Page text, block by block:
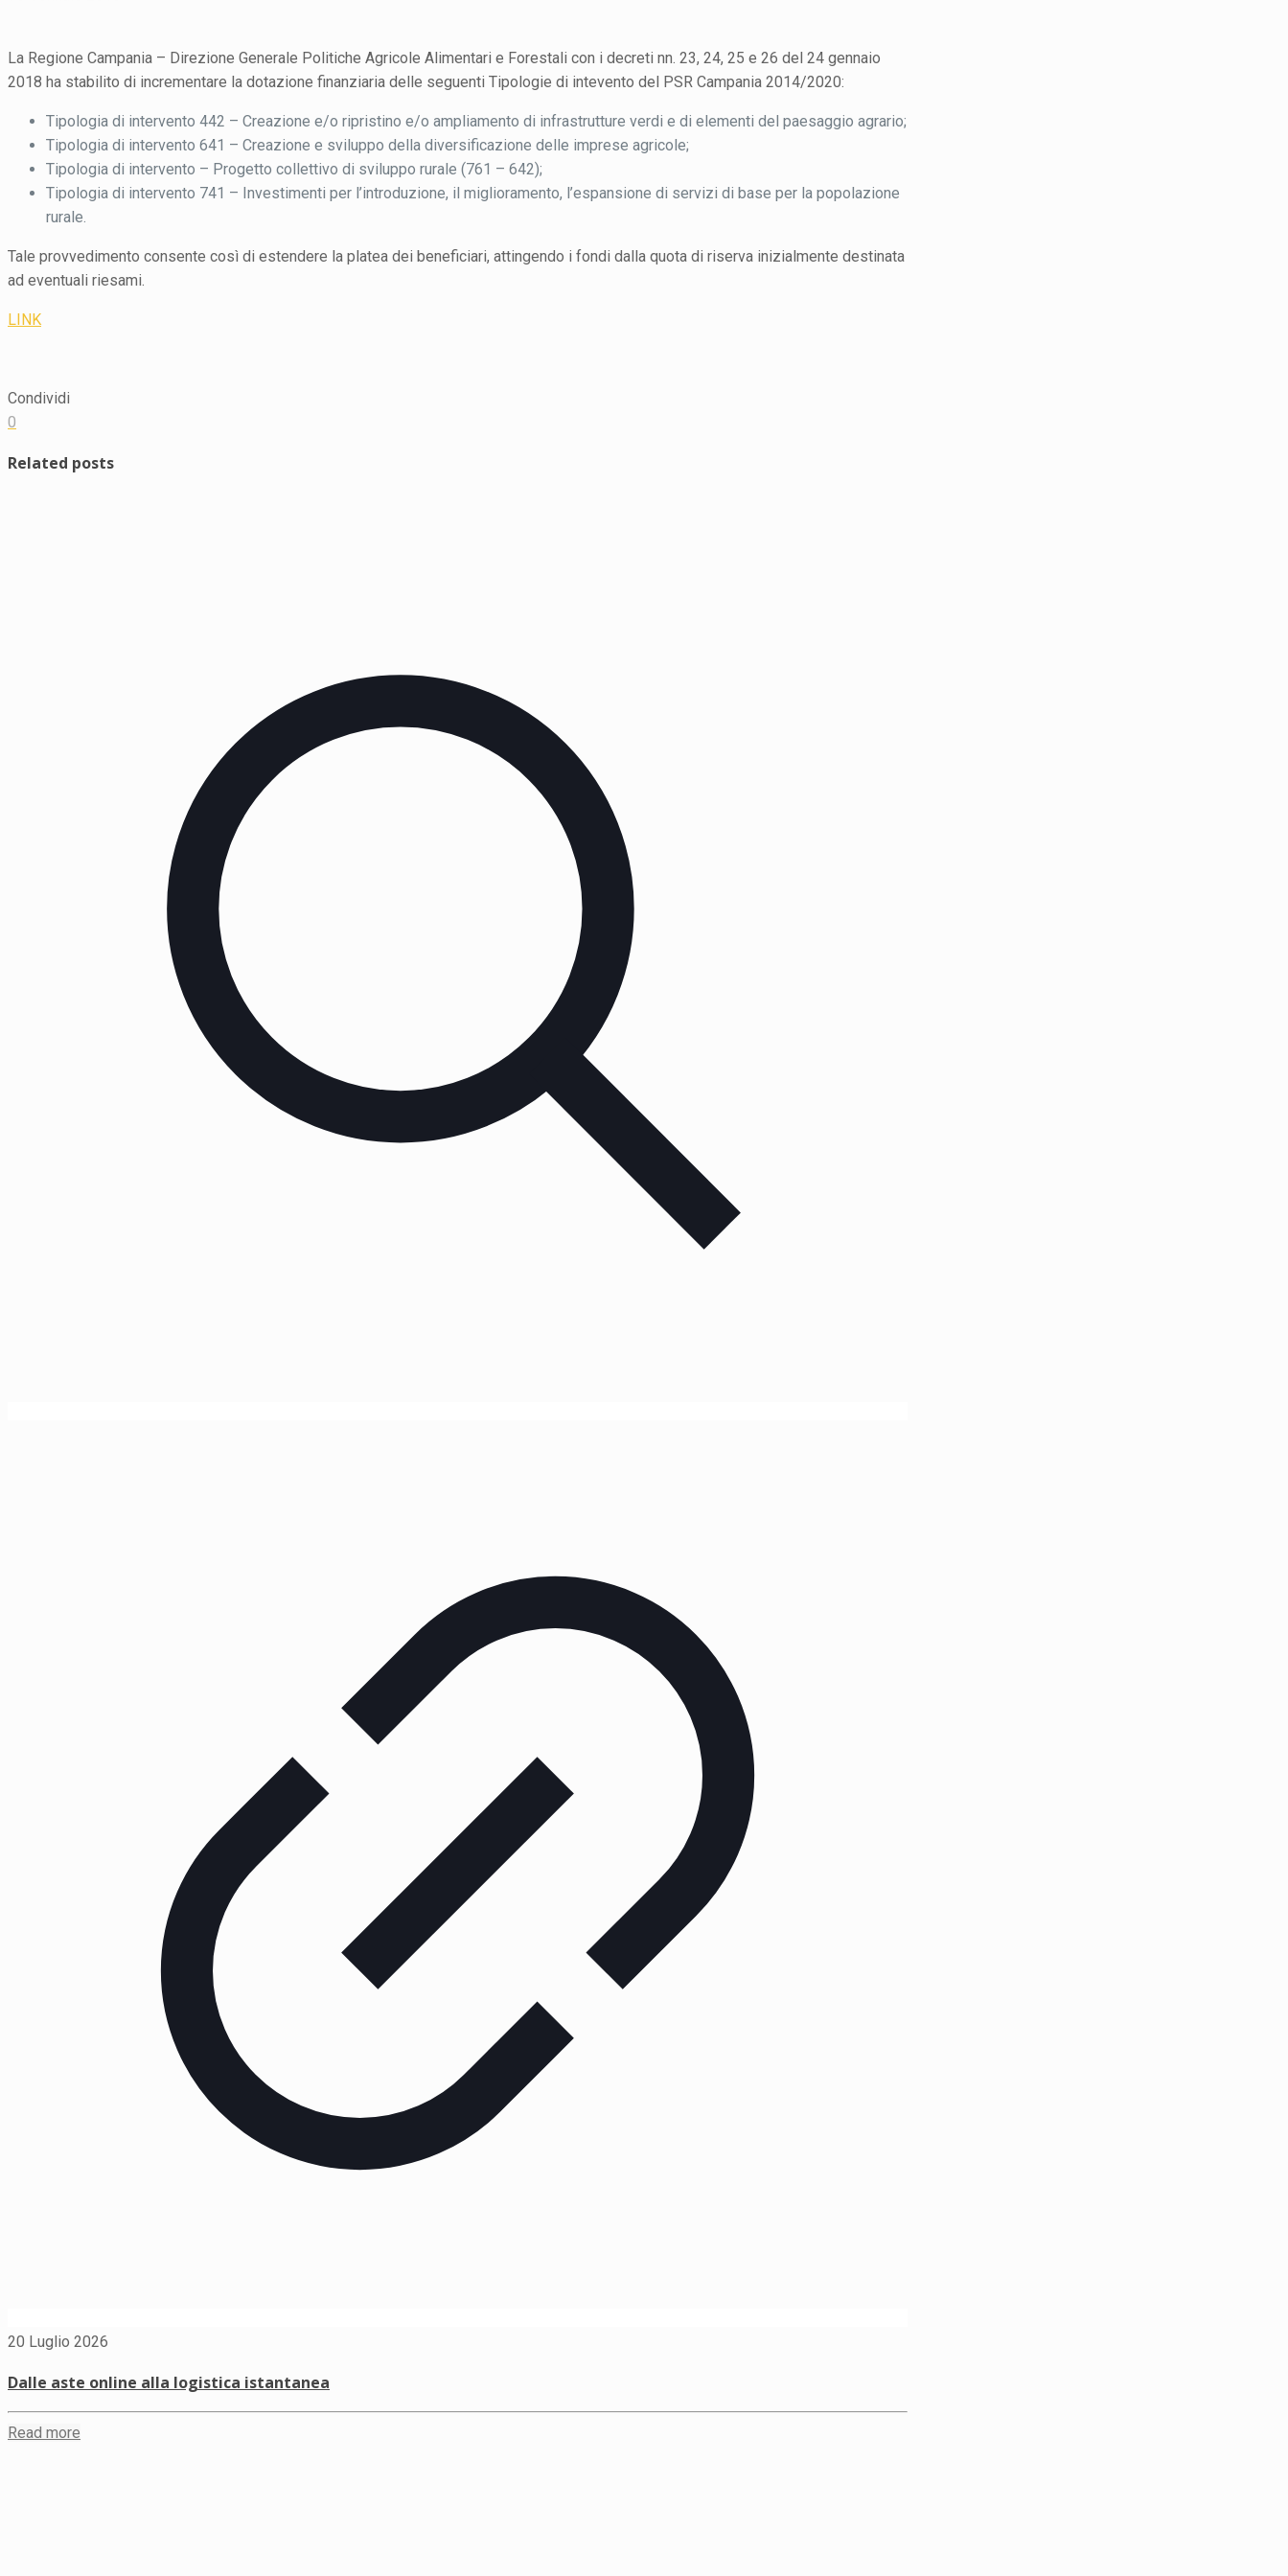
La Regione Campania – Direzione Generale Politiche Agricole Alimentari e Forestali con i decreti nn. 23, 24, 25 e 26 del 24 gennaio
2018 ha stabilito di incrementare la dotazione finanziaria delle seguenti Tipologie di intevento del PSR Campania 2014/2020:
Tipologia di intervento 442 – Creazione e/o ripristino e/o ampliamento di infrastrutture verdi e di elementi del paesaggio agrario;
Tipologia di intervento 641 – Creazione e sviluppo della diversificazione delle imprese agricole;
Tipologia di intervento – Progetto collettivo di sviluppo rurale (761 – 642);
Tipologia di intervento 741 – Investimenti per l’introduzione, il miglioramento, l’espansione di servizi di base per la popolazione
rurale.
Tale provvedimento consente così di estendere la platea dei beneficiari, attingendo i fondi dalla quota di riserva inizialmente destinata
ad eventuali riesami.
LINK
Condividi
0
Related posts
20 Luglio 2026
Dalle aste online alla logistica istantanea
Read more